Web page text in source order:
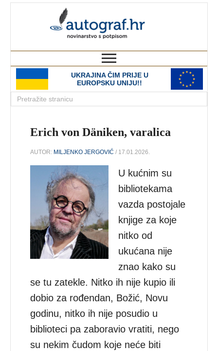
UKRAJINA ČIM PRIJE U
EUROPSKU UNIJU!!
Erich von Däniken, varalica
AUTOR: MILJENKO JERGOVIĆ / 17.01.2026.
U kućnim su
bibliotekama
vazda postojale
knjige za koje
nitko od
ukućana nije
znao kako su
se tu zatekle. Nitko ih nije kupio ili
dobio za rođendan, Božić, Novu
godinu, nitko ih nije posudio u
biblioteci pa zaboravio vratiti, nego
su nekim čudom koje neće biti